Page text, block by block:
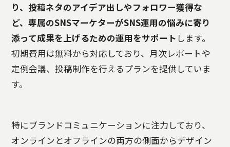
り、投稿ネタのアイデア出しやフォロワー獲得な
ど、専属のSNSマーケターがSNS運用の悩みに寄り
添って成果を上げるための運用をサポート します。
初期費用は無料から対応しており、月次レポートや
定例会議、投稿制作を行えるプランを提供していま
す。
特にブランドコミュニケーションに注力しており、
オンラインとオフラインの両方の側面からデザイン